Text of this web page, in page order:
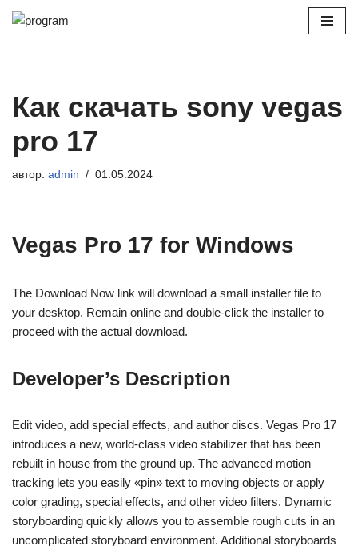
Как скачать sony vegas
pro 17
автор: admin 01.05.2024
Vegas Pro 17 for Windows
The Download Now link will download a small installer file to
your desktop. Remain online and double-click the installer to
proceed with the actual download.
Developer’s Description
Edit video, add special effects, and author discs. Vegas Pro 17
introduces a new, world-class video stabilizer that has been
rebuilt in house from the ground up. The advanced motion
tracking lets you easily «pin» text to moving objects or apply
color grading, special effects, and other video filters. Dynamic
storyboarding quickly allows you to assemble rough cuts in an
uncomplicated storyboard environment. Additional storyboards